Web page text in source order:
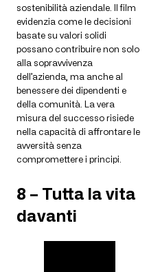
sostenibilità aziendale. Il film
evidenzia come le decisioni
basate su valori solidi
possano contribuire non solo
alla sopravvivenza
dell’azienda, ma anche al
benessere dei dipendenti e
della comunità. La vera
misura del successo risiede
nella capacità di affrontare le
avversità senza
compromettere i principi.
8 – Tutta la vita
davanti